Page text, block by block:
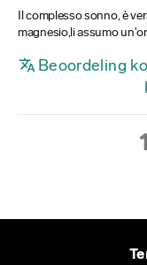
Il complesso sonno, è
magnesio,li assumo
Beoordeling
1